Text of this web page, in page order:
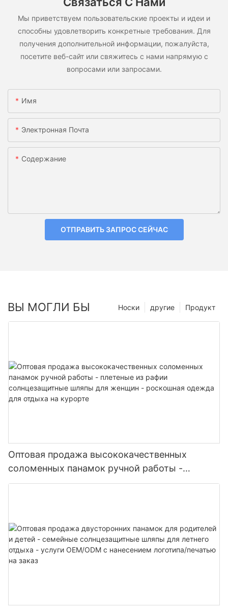
Мы приветствуем пользовательские проекты и идеи и
способны удовлетворить конкретные требования. Для
получения дополнительной информации, пожалуйста,
посетите веб-сайт или свяжитесь с нами напрямую с
вопросами или запросами.
Имя
Электронная Почта
Содержание
ОТПРАВИТЬ ЗАПРОС СЕЙЧАС
ВЫ МОГЛИ БЫ Продукт
другие
Носки
Оптовая продажа высококачественных
соломенных панамок ручной работы -
плетеные из рафии солнцезащитные шляпы